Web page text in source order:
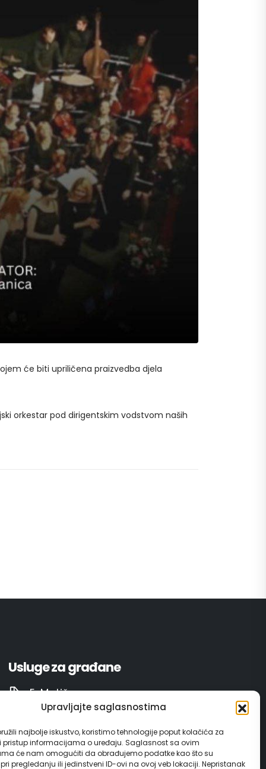
Upravljajte saglasnostima
najbolje iskustvo, koristimo tehnologije poput kolačića za
pristup informacijama o uređaju. Saglasnost sa ovim
će nam omogućiti da obrađujemo podatke kao što su
pregledanju ili jedinstveni ID-ovi na ovoj veb lokaciji. Nepristanak
će biti upriličena praizvedba djela
orkestar pod dirigentskim vodstvom naših
Usluge za građane
E-Matičar
Invest in Gračanica